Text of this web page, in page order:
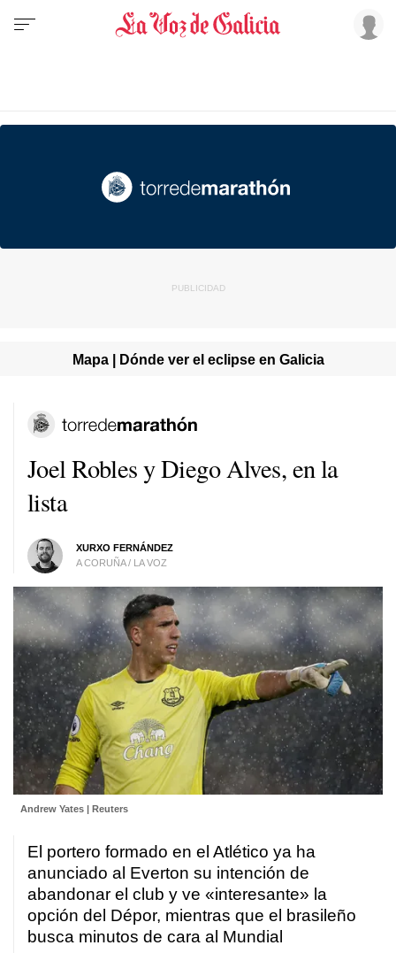
Mapa | Dónde ver el eclipse en Galicia
Joel Robles y Diego Alves, en la
lista
XURXO FERNÁNDEZ
A CORUÑA / LA VOZ
Andrew Yates | Reuters
El portero formado en el Atlético ya ha
anunciado al Everton su intención de
abandonar el club y ve «interesante» la
opción del Dépor, mientras que el brasileño
busca minutos de cara al Mundial